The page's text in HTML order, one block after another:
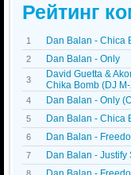
Рейтинг
1 Dan Balan - Chica
2 Dan Balan - Only
3
David Guetta &
Chika Bomb (DJ
4 Dan Balan - Only
5 Dan Balan - Chica
6 Dan Balan -
7 Dan Balan - Justify